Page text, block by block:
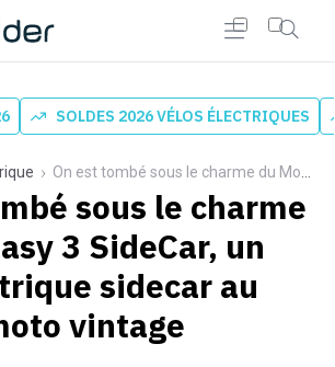
SOLDES 2026 VÉLOS ÉLECTRIQUES
On est tombé sous le charme du Mod Easy 3 SideCar, un vélo électrique sidecar au look de moto vintage
sous le charme
3 SideCar, un
sidecar au
vintage